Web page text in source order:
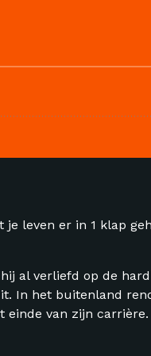
je leven er in 1 klap
al verliefd op de
In het buitenland
van zijn carrière.